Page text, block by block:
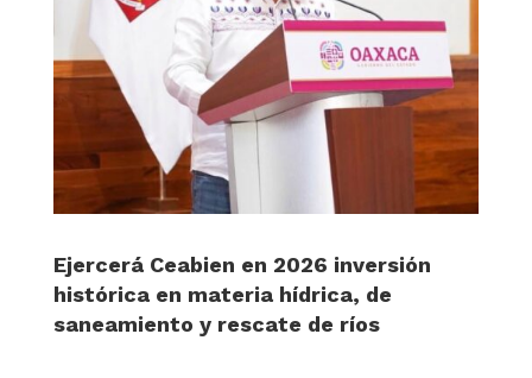
Ejercerá Ceabien en 2026 inversión
histórica en materia hídrica, de
saneamiento y rescate de ríos